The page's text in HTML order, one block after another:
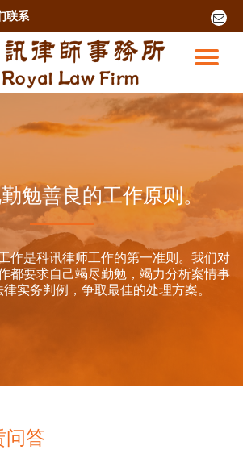
联系
fa-
o
切
换
导
航
勉善良的工作原则。
作是科讯律师工作的第一准则。我们对
都要求自己竭尽勤勉，竭力分析案情事
实务判例，争取最佳的处理方案。
问答